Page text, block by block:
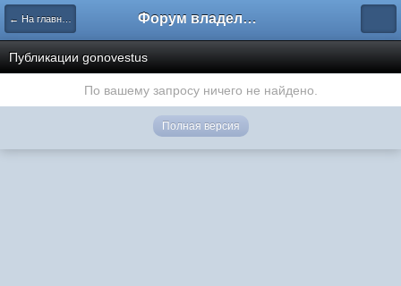
← На главную Форум владельцев интернет-магазинов
Публикации gonovestus
По вашему запросу ничего не найдено.
Полная версия